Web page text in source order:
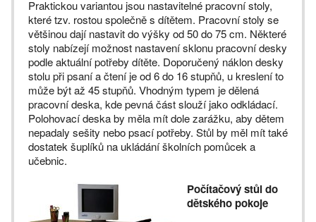
Praktickou variantou jsou nastavitelné pracovní stoly,
které tzv. rostou společně s dítětem. Pracovní stoly se
většinou dají nastavit do výšky od 50 do 75 cm. Některé
stoly nabízejí možnost nastavení sklonu pracovní desky
podle aktuální potřeby dítěte. Doporučený náklon desky
stolu při psaní a čtení je od 6 do 16 stupňů, u kreslení to
může být až 45 stupňů. Vhodným typem je dělená
pracovní deska, kde pevná část slouží jako odkládací.
Polohovací deska by měla mít dole zarážku, aby dětem
nepadaly sešity nebo psací potřeby. Stůl by měl mít také
dostatek šuplíků na ukládání školních pomůcek a
učebnic.
Počítačový stůl do
dětského pokoje